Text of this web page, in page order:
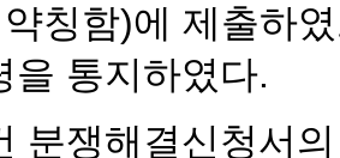
칭함)에 제출하
을 통지하였다.
분쟁해결신청서